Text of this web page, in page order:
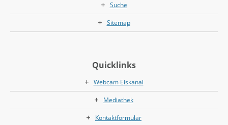
Suche
Sitemap
Quicklinks
Webcam Eiskanal
Mediathek
Kontaktformular